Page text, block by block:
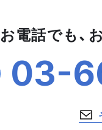
お電話でも、
03-